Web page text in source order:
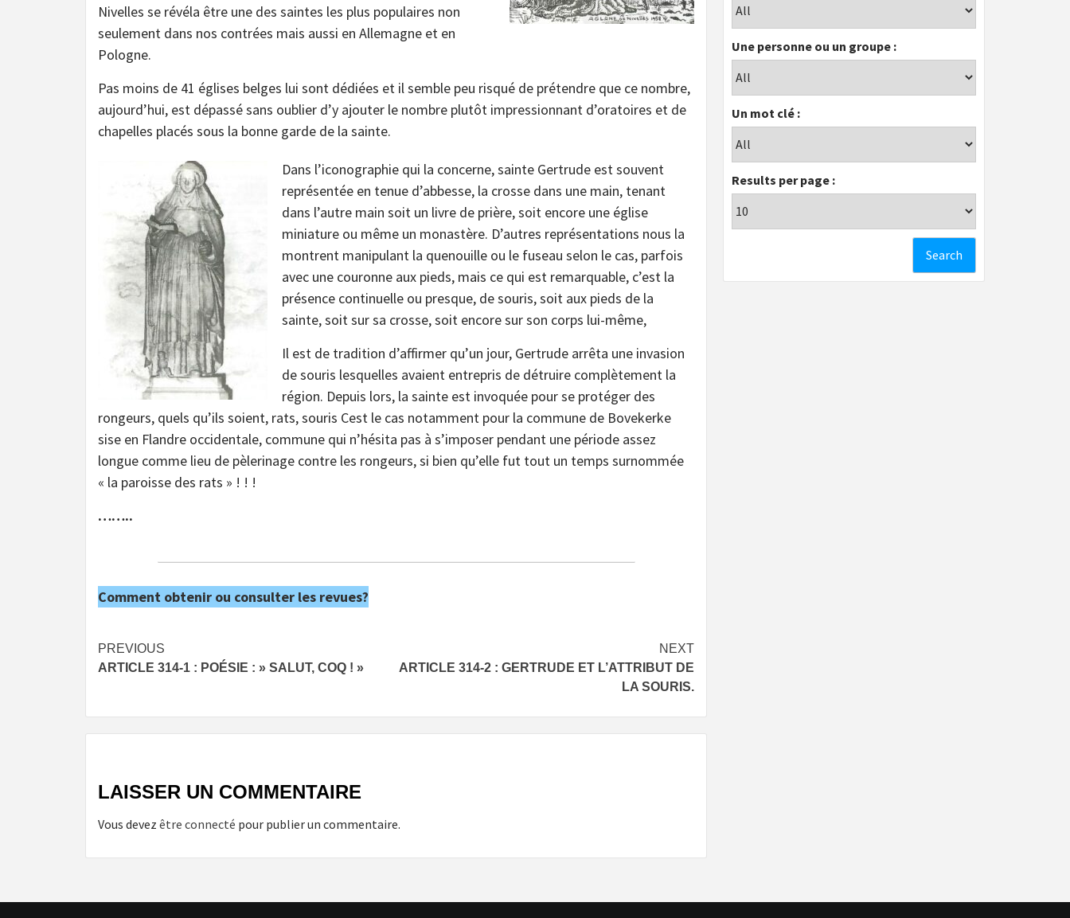
Nivelles se révéla être une des saintes les plus populaires non
seulement dans nos contrées mais aussi en Allemagne et en
Pologne.
Pas moins de 41 églises belges lui sont dédiées et il semble peu risqué de prétendre que ce nombre,
aujourd’hui, est dépassé sans oublier d’y ajouter le nombre plutôt impressionnant d’oratoires et de
chapelles placés sous la bonne garde de la sainte.
Dans l’iconographie qui la concerne, sainte Gertrude est souvent
représentée en tenue d’abbesse, la crosse dans une main, tenant
dans l’autre main soit un livre de prière, soit encore une église
miniature ou même un monastère. D’autres représentations nous la
montrent manipulant la quenouille ou le fuseau selon le cas, parfois
avec une couronne aux pieds, mais ce qui est remarquable, c’est la
présence continuelle ou presque, de souris, soit aux pieds de la
sainte, soit sur sa crosse, soit encore sur son corps lui-même,
Il est de tradition d’affirmer qu’un jour, Gertrude arrêta une invasion
de souris lesquelles avaient entrepris de détruire complètement la
région. Depuis lors, la sainte est invoquée pour se protéger des
rongeurs, quels qu’ils soient, rats, souris Cest le cas notamment pour la commune de Bovekerke
sise en Flandre occidentale, commune qui n’hésita pas à s’imposer pendant une période assez
longue comme lieu de pèlerinage contre les rongeurs, si bien qu’elle fut tout un temps surnommée
« la paroisse des rats » ! ! !
……..
Comment obtenir ou consulter les revues?
Post
navigation
PREVIOUS
ARTICLE 314-1 : POÉSIE : » SALUT, COQ ! »
NEXT
ARTICLE 314-2 : GERTRUDE ET L’ATTRIBUT DE
LA SOURIS.
LAISSER UN COMMENTAIRE
Vous devez être connecté pour publier un commentaire.
Une personne ou un groupe :
Un mot clé :
Results per page :